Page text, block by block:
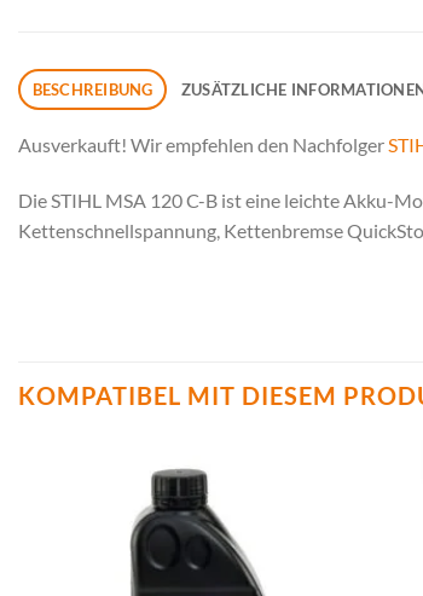
BESCHREIBUNG ZUSÄTZLICHE
Ausverkauft! Wir empfehlen den Nachfolger
Die STIHL MSA 120 C-B ist eine leichte Akku-
Kettenschnellspannung, Kettenbremse
KOMPATIBEL MIT DIESEM